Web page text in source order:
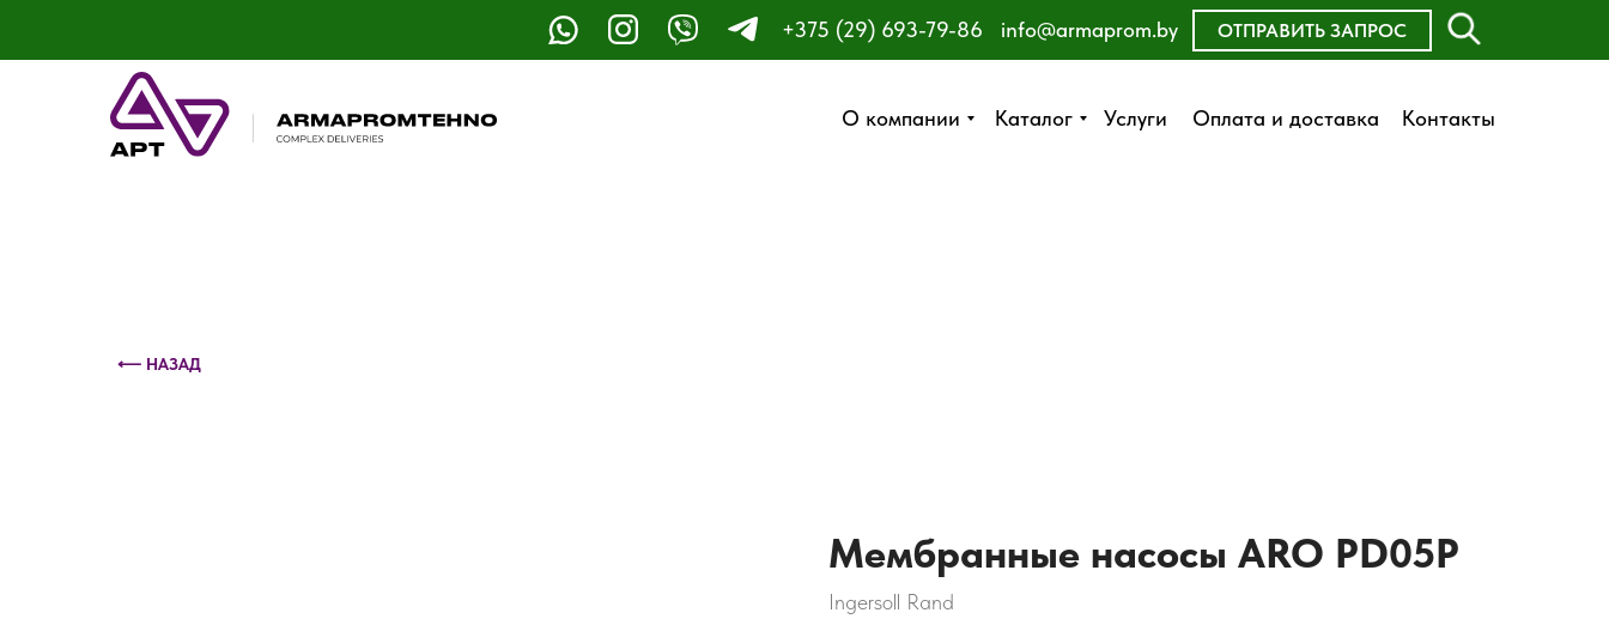
О компании Каталог Услуги Оплата и доставка Контакты
+375 (29) 693-79-86 ОТПРАВИТЬ ЗАПРОС
info@armaprom.by
О компании Каталог Услуги Оплата и доставка Контакты
ОСТАВИТЬ ЗАЯВКУ
ЗАКАЗАТЬ ЗВОНОК
⟵ НАЗАД
Мембранные насосы ARO PD05P
Ingersoll Rand